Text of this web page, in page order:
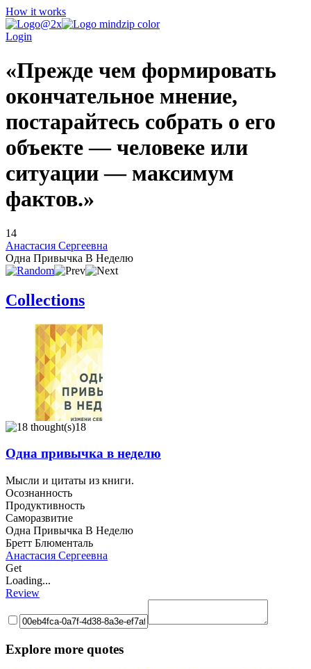
How it works
Login
«Прежде чем формировать
окончательное мнение,
постарайтесь собрать о его
объекте — человеке или
ситуации — максимум
фактов.»
14
Анастасия Сергеевна
Одна Привычка В Неделю
Collections
18
Одна привычка в неделю
Мысли и цитаты из книги.
Осознанность
Продуктивность
Саморазвитие
Одна Привычка В Неделю
Бретт Блюменталь
Анастасия Сергеевна
Get
Loading...
Review
Explore more quotes